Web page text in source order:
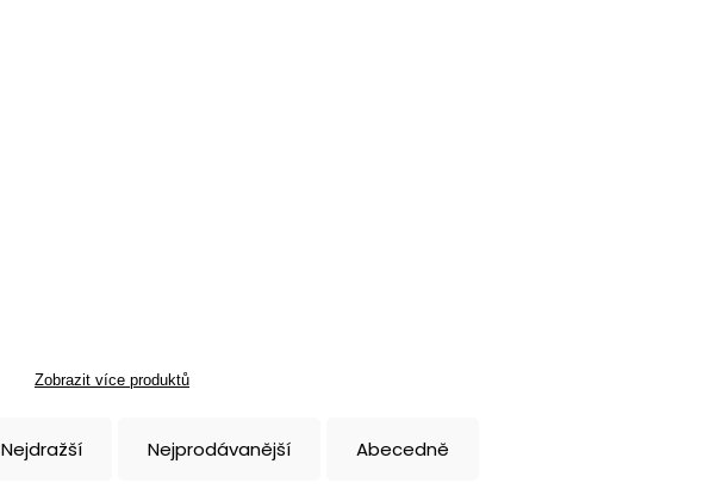
Zobrazit více produktů
Nejdražší Nejprodávanější Abecedně